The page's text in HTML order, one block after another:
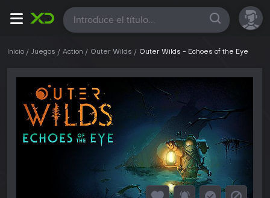
Todas
Inicio Juegos Action Outer Wilds Outer Wilds - Echoes of the Eye